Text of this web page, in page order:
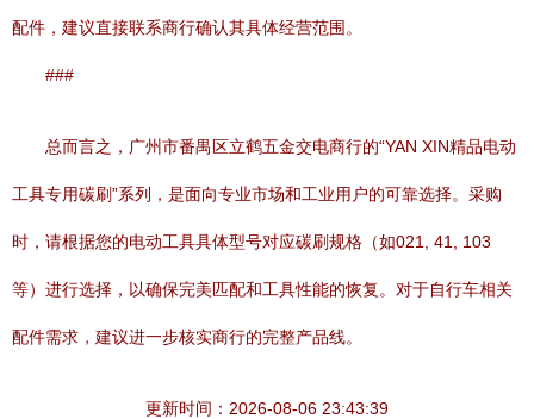
配件，建议直接联系商行确认其具体经营范围。
###
总而言之，广州市番禺区立鹤五金交电商行的“YAN XIN精品电动
工具专用碳刷”系列，是面向专业市场和工业用户的可靠选择。采购
时，请根据您的电动工具具体型号对应碳刷规格（如021, 41, 103
等）进行选择，以确保完美匹配和工具性能的恢复。对于自行车相关
配件需求，建议进一步核实商行的完整产品线。
更新时间：2026-08-06 23:43:39